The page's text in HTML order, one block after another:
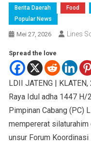
Berita Daerah Food
Popular News
Mei 27, 2026 Lines
Spread the love
LDII JATENG |
Raya Idul adha 1447 H/
Pimpinan Cabang (PC)
mempererat silaturahim
unsur Forum